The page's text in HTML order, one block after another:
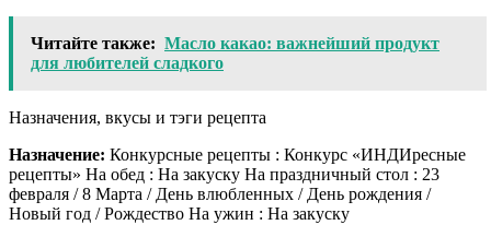
Читайте также: Масло какао: важнейший продукт
для любителей сладкого
Назначения, вкусы и тэги рецепта
Назначение: Конкурсные рецепты : Конкурс «ИНДИресные
рецепты» На обед : На закуску На праздничный стол : 23
февраля / 8 Марта / День влюбленных / День рождения /
Новый год / Рождество На ужин : На закуску